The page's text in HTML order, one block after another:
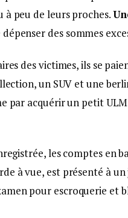
à peu de leurs proches.
des sommes
des victimes, ils se
un SUV et une
par acquérir un petit
les comptes en
à vue, est présenté à
pour escroquerie et